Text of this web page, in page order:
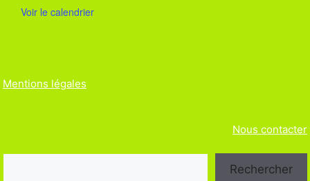
Voir le calendrier
Mentions légales
Nous contacter
Rechercher